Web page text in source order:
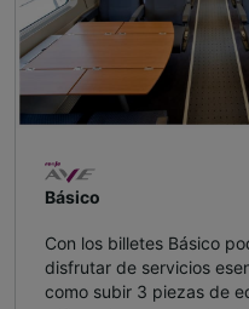
Básico
Con los billetes Básico
disfrutar de servicios
como subir 3 piezas de